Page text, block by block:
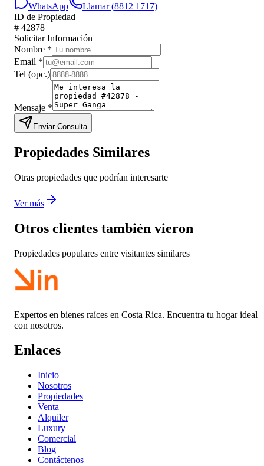
WhatsApp
Llamar (8812 1717)
ID de Propiedad
# 42878
Solicitar Información
Nombre *
Email *
Tel (opc.)
Mensaje *
Enviar Consulta
Propiedades Similares
Otras propiedades que podrían interesarte
Ver más
Otros clientes también vieron
Propiedades populares entre visitantes similares
Expertos en bienes raíces en Costa Rica. Encuentra tu hogar ideal
con nosotros.
Enlaces
Inicio
Nosotros
Propiedades
Venta
Alquiler
Luxury
Comercial
Blog
Contáctenos